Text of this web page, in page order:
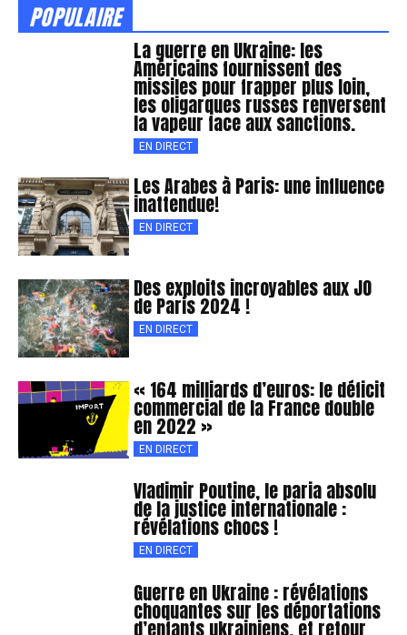
POPULAIRE
La guerre en Ukraine: les
Américains fournissent des
missiles pour frapper plus loin,
les oligarques russes renversent
la vapeur face aux sanctions.
EN DIRECT
Les Arabes à Paris: une influence
inattendue!
EN DIRECT
Des exploits incroyables aux JO
de Paris 2024 !
EN DIRECT
« 164 milliards d’euros: le déficit
commercial de la France double
en 2022 »
EN DIRECT
Vladimir Poutine, le paria absolu
de la justice internationale :
révélations chocs !
EN DIRECT
Guerre en Ukraine : révélations
choquantes sur les déportations
d’enfants ukrainiens, et retour